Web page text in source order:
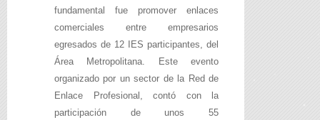
fundamental fue promover enlaces
comerciales entre empresarios
egresados de 12 IES participantes, del
Área Metropolitana. Este evento
organizado por un sector de la Red de
Enlace Profesional, contó con la
participación de unos 55